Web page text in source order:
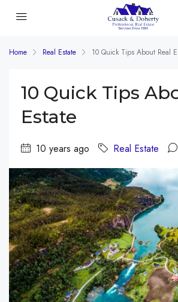
Home Real Estate 10 Quick Tips About Real
10 Quick Tips
Estate
10 years ago Real Estate